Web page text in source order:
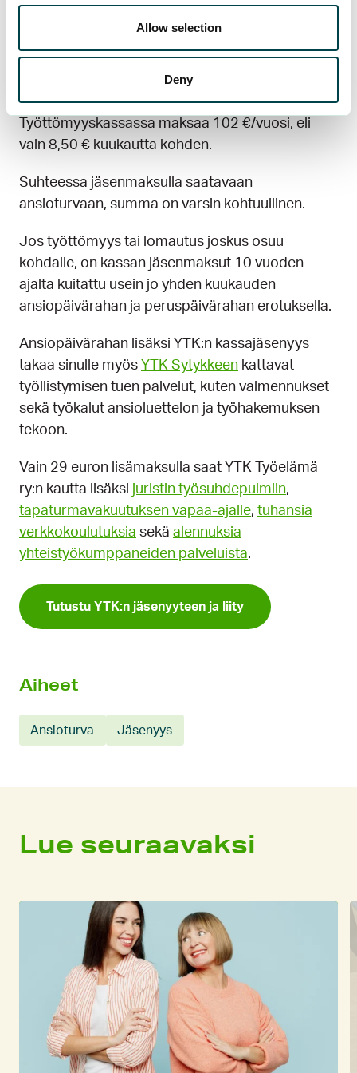
Allow selection
Deny
Aiheet
Ansioturva Jäsenyys
Mitä jäsenyys
maksaa?
Jäsenyys kaikille avoimessa YTK
Työttömyyskassassa maksaa 102 €/vuosi, eli
vain 8,50 € kuukautta kohden.
Suhteessa jäsenmaksulla saatavaan
ansioturvaan, summa on varsin kohtuullinen.
Jos työttömyys tai lomautus joskus osuu
kohdalle, on kassan jäsenmaksut 10 vuoden
ajalta kuitattu usein jo yhden kuukauden
ansiopäivärahan ja peruspäivärahan erotuksella.
Ansiopäivärahan lisäksi YTK:n kassajäsenyys
takaa sinulle myös YTK Sytykkeen kattavat
työllistymisen tuen palvelut, kuten valmennukset
sekä työkalut ansioluettelon ja työhakemuksen
tekoon.
Vain 29 euron lisämaksulla saat YTK Työelämä
ry:n kautta lisäksi juristin työsuhdepulmiin,
tapaturmavakuutuksen vapaa-ajalle, tuhansia
verkkokoulutuksia sekä alennuksia
yhteistyökumppaneiden palveluista.
Tutustu YTK:n jäsenyyteen ja liity
Lue seuraavaksi